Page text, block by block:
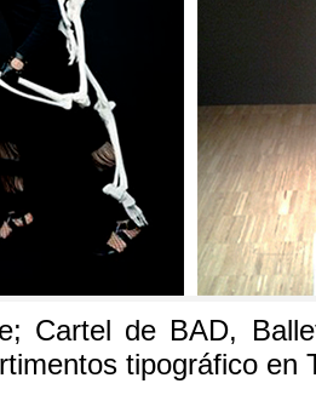
; Cartel de BAD,
tipográfico en